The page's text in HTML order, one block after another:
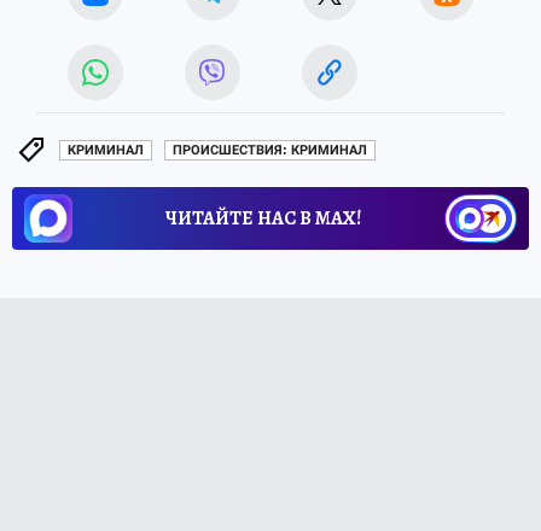
КРИМИНАЛ ПРОИСШЕСТВИЯ: КРИМИНАЛ
ЧИТАЙТЕ НАС В МАХ!